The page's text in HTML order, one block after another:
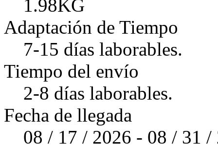
1.98KG
Adaptación de Tiempo
7-15 días laborables.
Tiempo del envío
2-8 días laborables.
Fecha de llegada
08 / 17 / 2026 - 08 / 31 /